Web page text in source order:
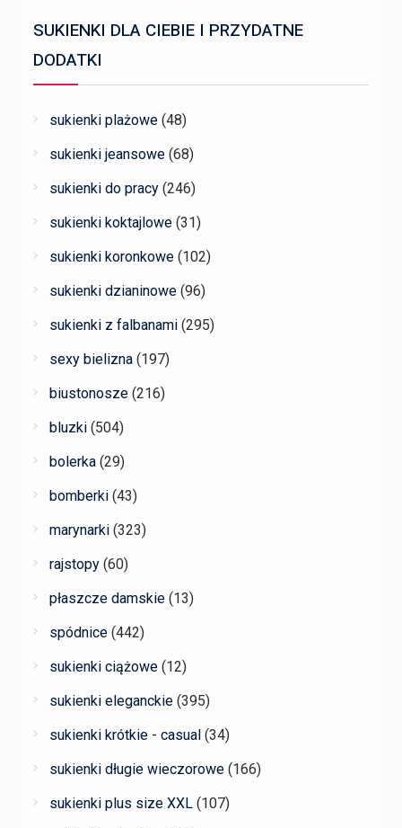
SUKIENKI DLA CIEBIE I PRZYDATNE
DODATKI
sukienki plażowe (48)
sukienki jeansowe (68)
sukienki do pracy (246)
sukienki koktajlowe (31)
sukienki koronkowe (102)
sukienki dzianinowe (96)
sukienki z falbanami (295)
sexy bielizna (197)
biustonosze (216)
bluzki (504)
bolerka (29)
bomberki (43)
marynarki (323)
rajstopy (60)
płaszcze damskie (13)
spódnice (442)
sukienki ciążowe (12)
sukienki eleganckie (395)
sukienki krótkie - casual (34)
sukienki długie wieczorowe (166)
sukienki plus size XXL (107)